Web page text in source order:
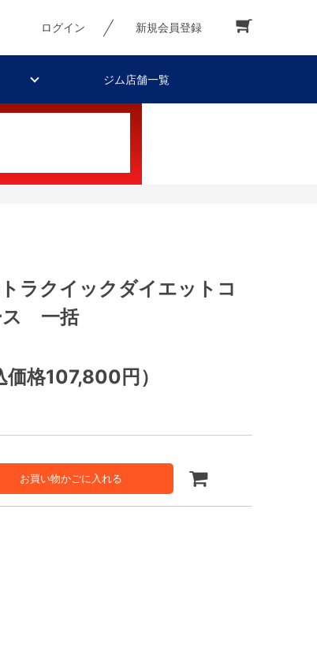
ログイン 新規会員登録
ジム店舗一覧
トラクイックダイエットコ
ス 一括
価格107,800円）
お買い物かごに入れる